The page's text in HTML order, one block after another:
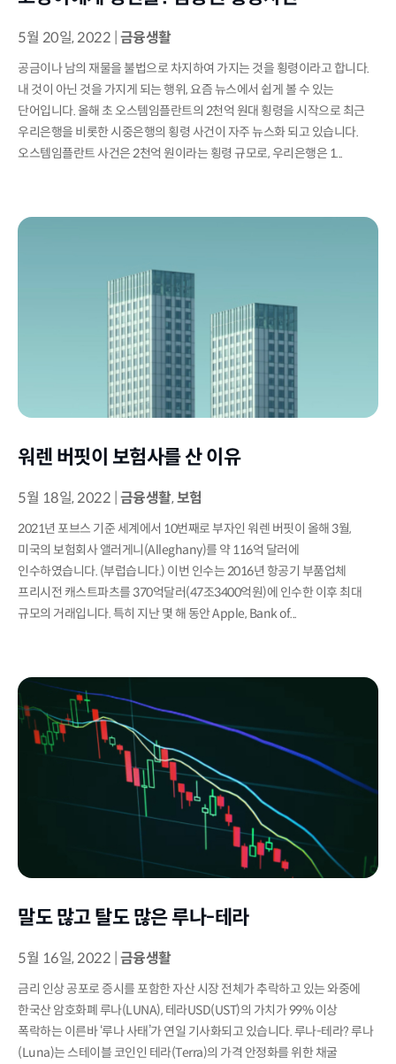
5월 20일, 2022 |금융생활
공금이나 남의 재물을 불법으로 차지하여 가지는 것을 횡령이라고 합니다.
내 것이 아닌 것을 가지게 되는 행위, 요즘 뉴스에서 쉽게 볼 수 있는
단어입니다. 올해 초 오스템임플란트의 2천억 원대 횡령을 시작으로 최근
우리은행을 비롯한 시중은행의 횡령 사건이 자주 뉴스화 되고 있습니다.
오스템임플란트 사건은 2천억 원이라는 횡령 규모로, 우리은행은 1...
워렌 버핏이 보험사를 산 이유
5월 18일, 2022 |금융생활,보험
2021년 포브스 기준 세계에서 10번째로 부자인 워렌 버핏이 올해 3월,
미국의 보험회사 앨러게니(Alleghany)를 약 116억 달러에
인수하였습니다. (부럽습니다.) 이번 인수는 2016년 항공기 부품업체
프리시전 캐스트파츠를 370억달러(47조3400억원)에 인수한 이후 최대
규모의 거래입니다. 특히 지난 몇 해 동안 Apple, Bank of...
말도 많고 탈도 많은 루나-테라
5월 16일, 2022 |금융생활
금리 인상 공포로 증시를 포함한 자산 시장 전체가 추락하고 있는 와중에
한국산 암호화폐 루나(LUNA), 테라USD(UST)의 가치가 99% 이상
폭락하는 이른바 ‘루나 사태’가 연일 기사화되고 있습니다. 루나-테라? 루나
(Luna)는 스테이블 코인인 테라(Terra)의 가격 안정화를 위한 채굴